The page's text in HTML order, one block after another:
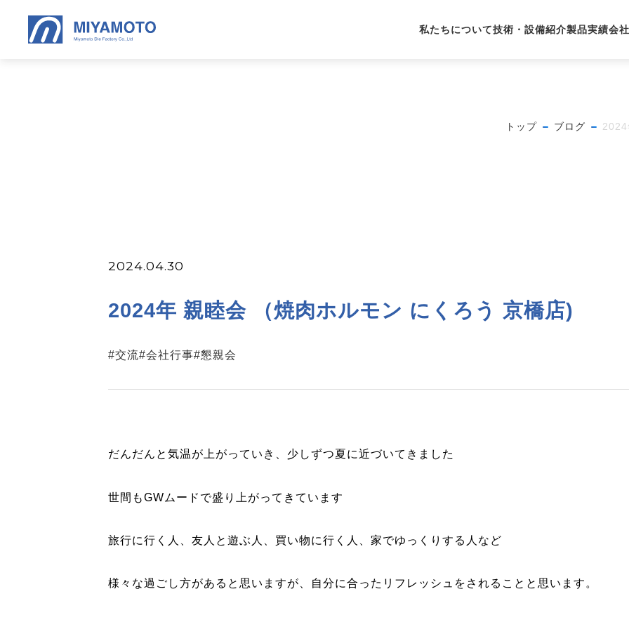
私たちについて技術・設備紹介製品実績会
トップ ブログ 2024
2024.04.30
2024年 親睦会 （焼肉ホルモン にくろう 京橋店)
#交流#会社行事#懇親会
だんだんと気温が上がっていき、少しずつ夏に近づいてきました
世間もGWムードで盛り上がってきています
旅行に行く人、友人と遊ぶ人、買い物に行く人、家でゆっくりする人など
様々な過ごし方があると思いますが、自分に合ったリフレッシュをされることと思います。